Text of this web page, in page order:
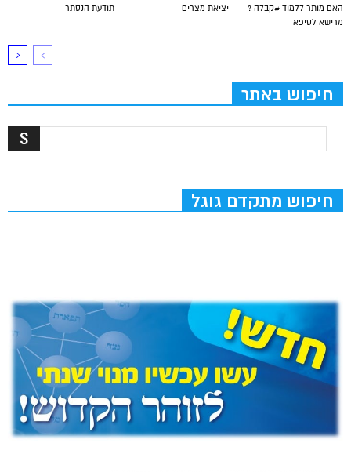
תודעת הנסתר יציאת מצרים
האם מותר ללמוד #קבלה ?
מרישא לסיפא
חיפוש באתר
חיפוש מתקדם גוגל